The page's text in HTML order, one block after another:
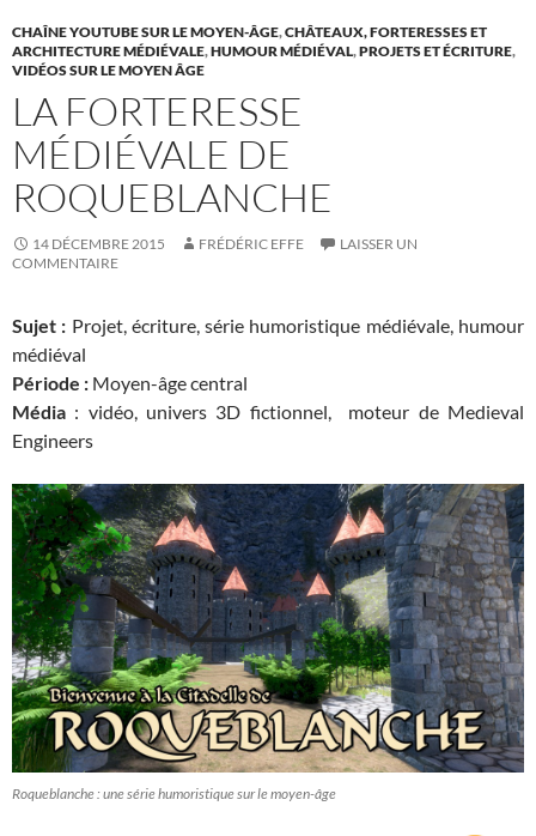
CHAÎNE YOUTUBE SUR LE MOYEN-ÂGE,CHÂTEAUX, FORTERESSES ET
ARCHITECTURE MÉDIÉVALE,HUMOUR MÉDIÉVAL,PROJETS ET ÉCRITURE,
VIDÉOS SUR LE MOYEN ÂGE
LA FORTERESSE
MÉDIÉVALE DE
ROQUEBLANCHE
14 DÉCEMBRE 2015 FRÉDÉRIC EFFE
LAISSER UN
COMMENTAIRE
Sujet : Projet, écriture, série humoristique médiévale, humour
médiéval
Période : Moyen-âge central
Média : vidéo, univers 3D fictionnel, moteur de Medieval
Engineers
Roqueblanche : une série humoristique sur le moyen-âge